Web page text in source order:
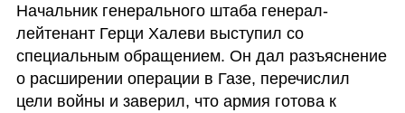
Начальник генерального штаба генерал-
лейтенант Герци Халеви выступил со
специальным обращением. Он дал разъяснение
о расширении операции в Газе, перечислил
цели войны и заверил, что армия готова к